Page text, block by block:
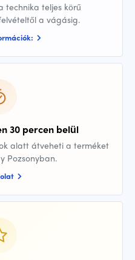
technika teljes körű
a vágásig.
30 percen belül
alatt átveheti a terméket
Pozsonyban.